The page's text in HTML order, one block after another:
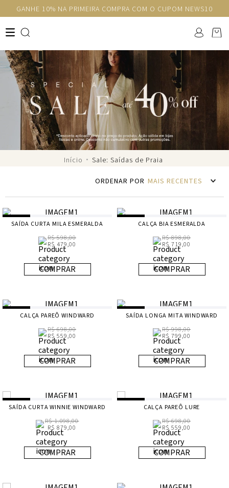
GANHE 10% NA PRIMEIRA COMPRA COM O CUPOM NEWS10
Sale: Saídas de Praia
MAIS RECENTES
SAÍDA CURTA MILA ESMERALDA
R$ 598,00
R$ 479,00
COMPRAR
CALÇA BIA ESMERALDA
R$ 898,00
R$ 719,00
COMPRAR
CALÇA PAREÔ WINDWARD
R$ 698,00
R$ 559,00
COMPRAR
SAÍDA LONGA MITA WINDWARD
R$ 998,00
R$ 799,00
COMPRAR
SAÍDA CURTA WINNIE WINDWARD
R$ 1.098,00
R$ 879,00
COMPRAR
CALÇA PAREÔ LURE
R$ 698,00
R$ 559,00
COMPRAR